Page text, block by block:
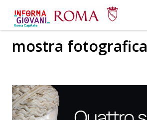
mostra fotografica